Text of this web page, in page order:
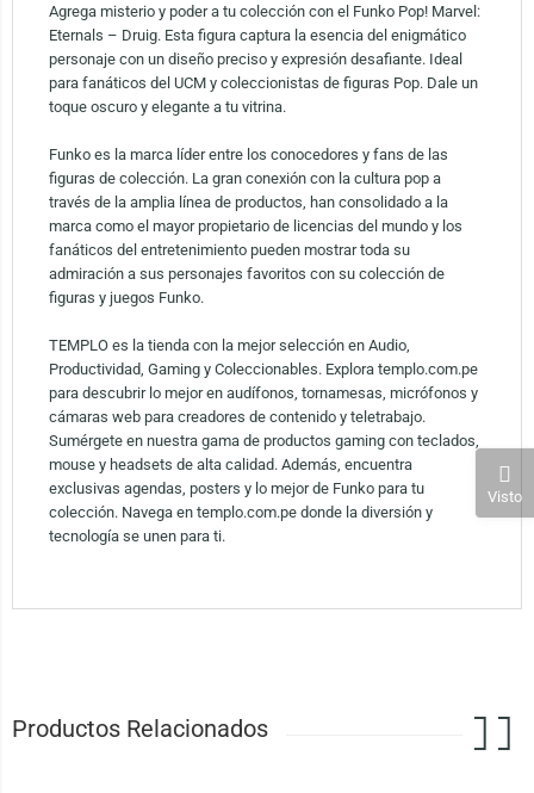
Agrega misterio y poder a tu colección con el Funko Pop! Marvel:
Eternals – Druig. Esta figura captura la esencia del enigmático
personaje con un diseño preciso y expresión desafiante. Ideal
para fanáticos del UCM y coleccionistas de figuras Pop. Dale un
toque oscuro y elegante a tu vitrina.
Funko es la marca líder entre los conocedores y fans de las
figuras de colección. La gran conexión con la cultura pop a
través de la amplia línea de productos, han consolidado a la
marca como el mayor propietario de licencias del mundo y los
fanáticos del entretenimiento pueden mostrar toda su
admiración a sus personajes favoritos con su colección de
figuras y juegos Funko.
TEMPLO es la tienda con la mejor selección en Audio,
Productividad, Gaming y Coleccionables. Explora templo.com.pe
para descubrir lo mejor en audífonos, tornamesas, micrófonos y
cámaras web para creadores de contenido y teletrabajo.
Sumérgete en nuestra gama de productos gaming con teclados,
mouse y headsets de alta calidad. Además, encuentra
exclusivas agendas, posters y lo mejor de Funko para tu
colección. Navega en templo.com.pe donde la diversión y
tecnología se unen para ti.
Productos Relacionados
Visto